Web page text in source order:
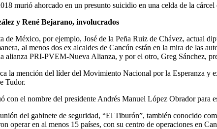
murió ahorcado en un presunto suicidio en una celda de la cárcel
y René Bejarano, involucrados
de México, por ejemplo, José de la Peña Ruiz de Chávez, actual
al menos dos ex alcaldes de Cancún están en la mira de las
PRI-PVEM-Nueva Alianza, y por el otro, Greg Sánchez,
la mención del líder del Movimiento Nacional por la Esperanza y
Tudor.
el nombre del presidente Andrés Manuel López Obrador para
del gabinete de seguridad, “El Tiburón”, también conocido
en al menos 15 países, con su centro de operaciones en